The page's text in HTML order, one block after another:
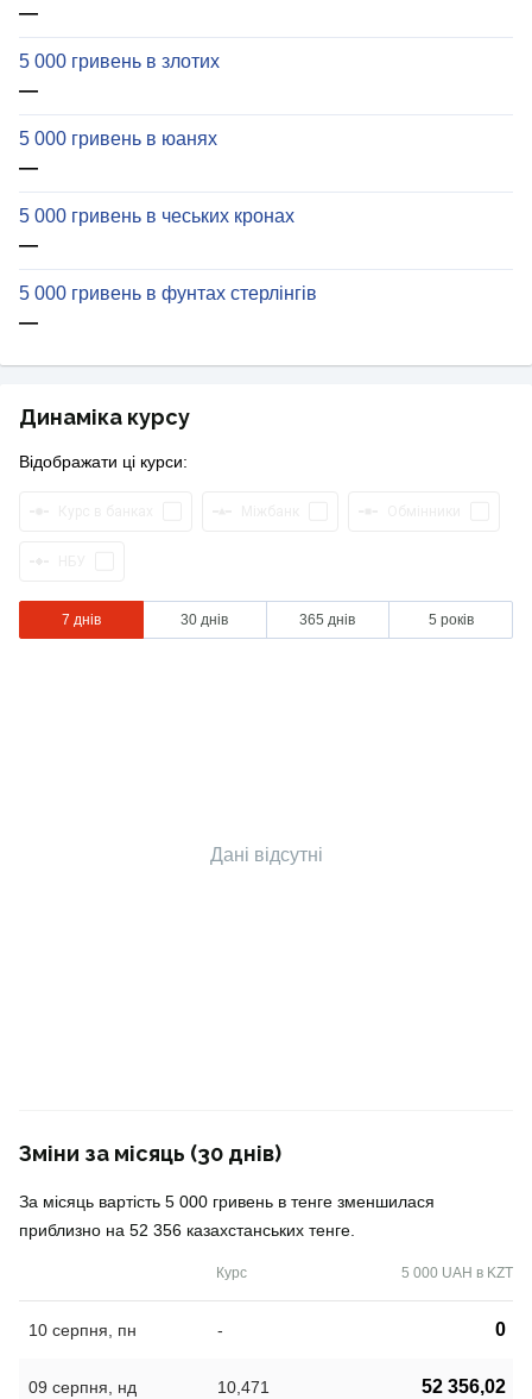
—
5 000 гривень в злотих
—
5 000 гривень в юанях
—
5 000 гривень в чеських кронах
—
5 000 гривень в фунтах стерлінгів
—
Динаміка курсу
Відображати ці курси:
7 днів 30 днів 365 днів 5 років
Дані відсутні
Зміни за місяць (30 днів)
За місяць вартість 5 000 гривень в тенге зменшилася
приблизно на 52 356 казахстанських тенге.
Курс 5 000 UAH в KZT
10 серпня, пн - 0
09 серпня, нд 10,471 52 356,02